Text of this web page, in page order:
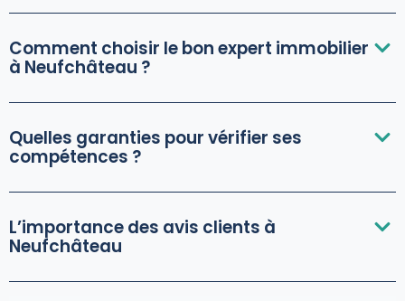
Comment choisir le bon expert immobilier
à Neufchâteau ?
Quelles garanties pour vérifier ses
compétences ?
L’importance des avis clients à
Neufchâteau